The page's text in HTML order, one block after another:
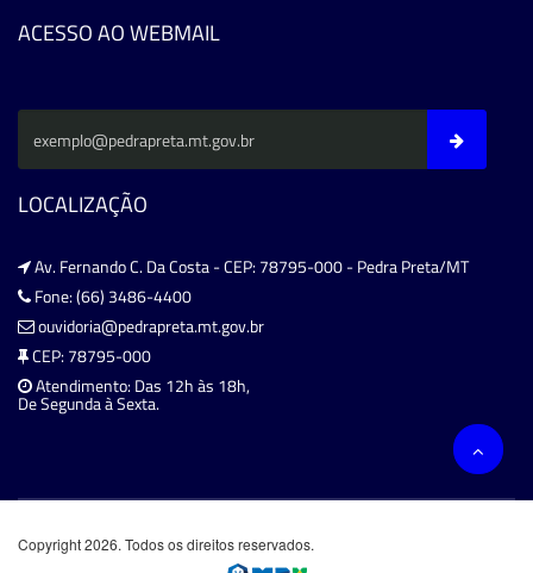
ACESSO AO WEBMAIL
LOCALIZAÇÃO
Av. Fernando C. Da Costa - CEP: 78795-000 - Pedra Preta/MT
Fone: (66) 3486-4400
ouvidoria@pedrapreta.mt.gov.br
CEP: 78795-000
Atendimento: Das 12h às 18h,
De Segunda à Sexta.
Copyright 2026. Todos os direitos reservados.